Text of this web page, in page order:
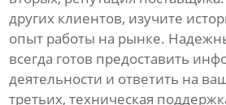
других клиентов, изучите
опыт работы на рынке.
всегда готов предоставить
деятельности и ответить на
третьих, техническая